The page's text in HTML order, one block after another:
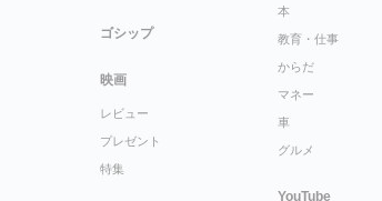
ゴシップ
映画
レビュー
プレゼント
特集
本
教育・仕事
からだ
マネー
車
グルメ
YouTube